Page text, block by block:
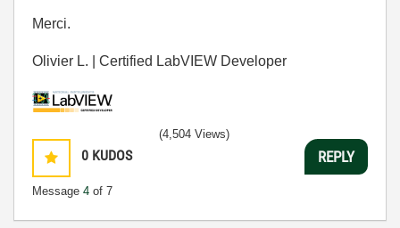
Merci.
Olivier L. | Certified LabVIEW Developer
0 KUDOS
Message 4 of 7
(4,504 Views)
REPLY